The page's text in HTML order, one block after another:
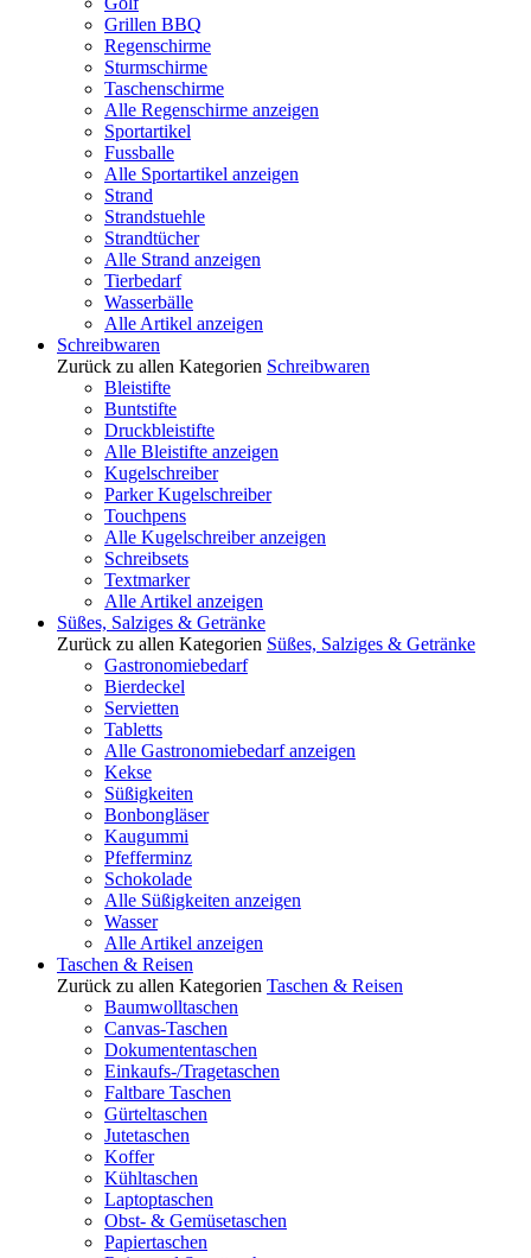
Grillen BBQ
Regenschirme
Sturmschirme
Taschenschirme
Alle Regenschirme anzeigen
Sportartikel
Fussballe
Alle Sportartikel anzeigen
Strand
Strandstuehle
Strandtücher
Alle Strand anzeigen
Tierbedarf
Wasserbälle
Alle Artikel anzeigen
Schreibwaren
Zurück zu allen Kategorien Schreibwaren
Bleistifte
Buntstifte
Druckbleistifte
Alle Bleistifte anzeigen
Kugelschreiber
Parker Kugelschreiber
Touchpens
Alle Kugelschreiber anzeigen
Schreibsets
Textmarker
Alle Artikel anzeigen
Süßes, Salziges & Getränke
Zurück zu allen Kategorien Süßes, Salziges & Getränke
Gastronomiebedarf
Bierdeckel
Servietten
Tabletts
Alle Gastronomiebedarf anzeigen
Kekse
Süßigkeiten
Bonbongläser
Kaugummi
Pfefferminz
Schokolade
Alle Süßigkeiten anzeigen
Wasser
Alle Artikel anzeigen
Taschen & Reisen
Zurück zu allen Kategorien Taschen & Reisen
Baumwolltaschen
Canvas-Taschen
Dokumententaschen
Einkaufs-/Tragetaschen
Faltbare Taschen
Gürteltaschen
Jutetaschen
Koffer
Kühltaschen
Laptoptaschen
Obst- & Gemüsetaschen
Papiertaschen